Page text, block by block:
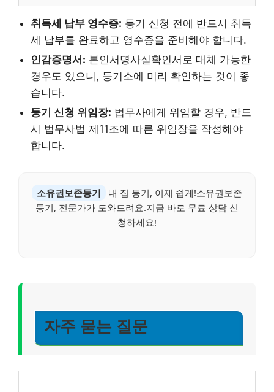
취득세 납부 영수증: 등기 신청 전에 반드시 취득
세 납부를 완료하고 영수증을 준비해야 합니다.
인감증명서: 본인서명사실확인서로 대체 가능한
경우도 있으니, 등기소에 미리 확인하는 것이 좋
습니다.
등기 신청 위임장: 법무사에게 위임할 경우, 반드
시 법무사법 제11조에 따른 위임장을 작성해야
합니다.
소유권보존등기
내 집 등기, 이제 쉽게!소유권보존
등기, 전문가가 도와드려요.지금 바로 무료 상담 신
청하세요!
자주 묻는 질문